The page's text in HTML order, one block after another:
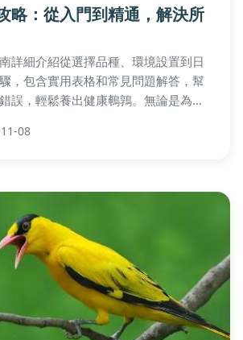
略：從入門到精通，解決所
詳細介紹從選擇品種、環境設置到日
，包含實用表格和常見問題解答，幫
誤，輕鬆養出健康鵪鶉。無論是為了
08